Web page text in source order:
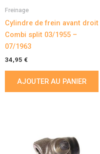
Freinage
Cylindre de frein avant droit
Combi split 03/1955 –
07/1963
34,95 €
AJOUTER AU PANIER